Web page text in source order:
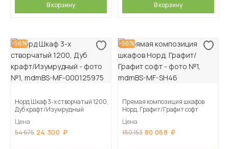
В корзину В корзину
-56%
Норд Шкаф 3-х створчатый 1200,
Дуб крафт/Изумрудный
Цена
54 675 24 300
-56%
Прямая композиция шкафов
Норд, Графит/Графит софт
Цена
180 153 80 068